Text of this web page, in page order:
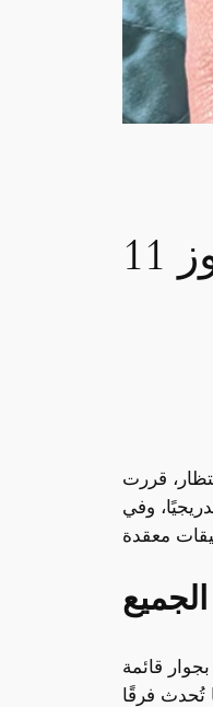
قررت
وفي
بجوار قائمة
تُحدث فرقًا